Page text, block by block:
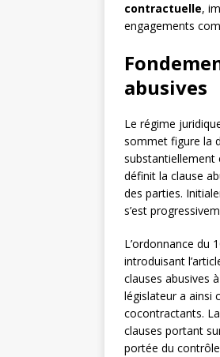
contractuelle,
engagements
abusives
Le régime
sommet figure la
substantiellement
définit la clause
des parties.
s’est
L’ordonnance du
introduisant
clauses abusives
législateur a ainsi
cocontractants.
clauses portant
portée du